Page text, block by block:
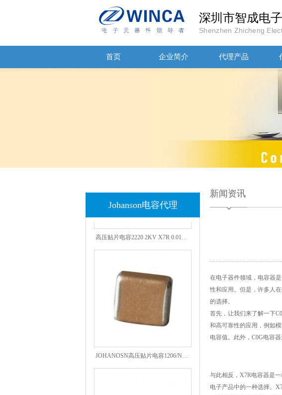
深圳市智成电
Shenzhen Zhicheng
首页 企业简介 代理产品
Johanson电容代理
高压贴片电容2220 2KV X7R 0.01UF封装
JOHANOSN高压贴片电容1206/NPO/1000V/220PF/J档封装
新闻资讯
在电子器件领域，电容器
性和应用。但是，许多人
的选择。
首先，让我们来了解一下
和高可靠性的应用，例如
电容值。此外，C0G电容
与此相反，X7R电容器是
电子产品中的一种选择。